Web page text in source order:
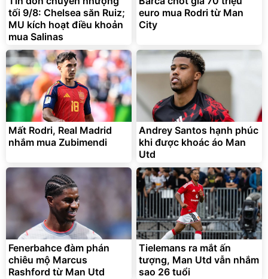
tối 9/8: Chelsea săn Ruiz;
MU kích hoạt điều khoản
mua Salinas
euro mua Rodri từ Man
City
Mất Rodri, Real Madrid
nhắm mua Zubimendi
Andrey Santos hạnh phúc
khi được khoác áo Man
Utd
Fenerbahce đàm phán
chiêu mộ Marcus
Rashford từ Man Utd
Tielemans ra mắt ấn
tượng, Man Utd vẫn nhắm
sao 26 tuổi